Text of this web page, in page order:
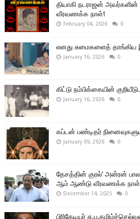
தியாகி நடராஜன்
வீரவணக்க நாள்!
February 04, 2026 0
எனது சுமைகளைத்
January 16, 2026 0
கிட்டு நம்பிக்கையின்
January 16, 2026 0
கப்டன் பண்டிதர்
January 09, 2026 0
தேசத்தின் குரல்’ அன்ரன்
ஆம் ஆண்டு வீரவணக்க
December 14, 2025 0
பிரிகேடியர்